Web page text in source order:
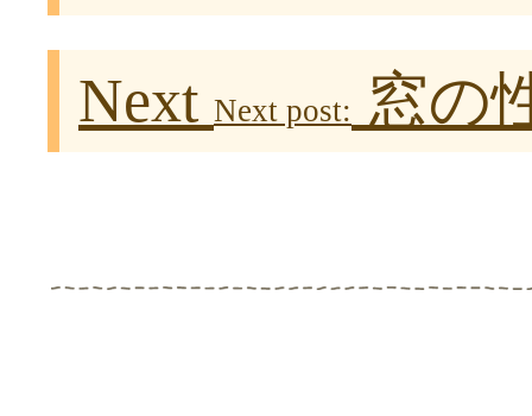
Next Next post: 窓の